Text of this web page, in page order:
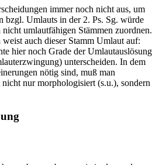
immer noch nicht aus, um
bzgl. Umlauts in der 2. Ps. Sg. würde
nicht umlautfähigen Stämmen zuordnen.
auch dieser Stamm Umlaut auf:
hier noch Grade der Umlautauslösung
unterscheiden. In dem
nötig sind, muß man
nur morphologisiert (s.u.), sondern